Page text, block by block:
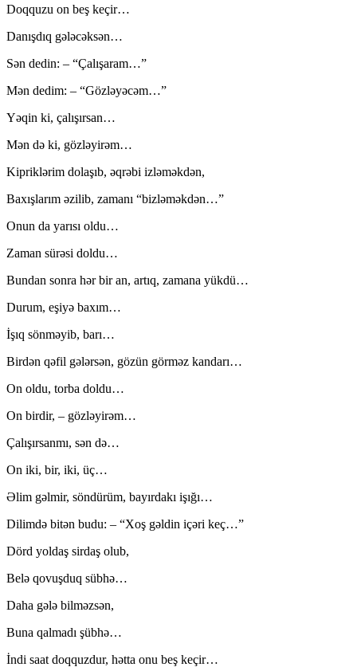
Doqquzu on beş keçir…
Danışdıq gələcəksən…
Sən dedin: – “Çalışaram…”
Mən dedim: – “Gözləyəcəm…”
Yəqin ki, çalışırsan…
Mən də ki, gözləyirəm…
Kipriklərim dolaşıb, əqrəbi izləməkdən,
Baxışlarım əzilib, zamanı “bizləməkdən…”
Onun da yarısı oldu…
Zaman sürəsi doldu…
Bundan sonra hər bir an, artıq, zamana yükdü…
Durum, eşiyə baxım…
İşıq sönməyib, barı…
Birdən qəfil gələrsən, gözün görməz kandarı…
On oldu, torba doldu…
On birdir, – gözləyirəm…
Çalışırsanmı, sən də…
On iki, bir, iki, üç…
Əlim gəlmir, söndürüm, bayırdakı işığı…
Dilimdə bitən budu: – “Xoş gəldin içəri keç…”
Dörd yoldaş sirdaş olub,
Belə qovuşduq sübhə…
Daha gələ bilməzsən,
Buna qalmadı şübhə…
İndi saat doqquzdur, hətta onu beş keçir…